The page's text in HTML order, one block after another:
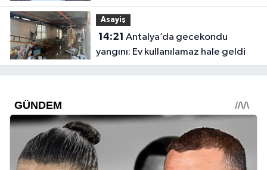
Asayiş
14:21
yangını: Ev kullanılamaz hale geldi